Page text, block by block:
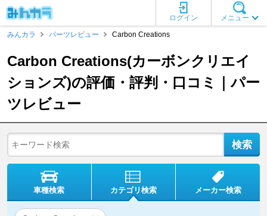
メニュー
ログイン
みんカラ
パーツレビュー Carbon Creations
Carbon Creations(カーボンクリエイ
ションズ)の評価・評判・口コミ｜パー
ツレビュー
車種検索 カテゴリ検索 メーカー検索